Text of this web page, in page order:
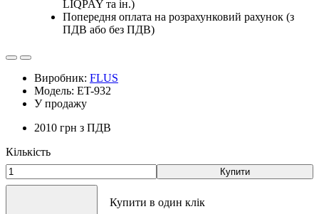
LIQPAY та ін.)
Попередня оплата на розрахунковий рахунок (з
ПДВ або без ПДВ)
Виробник: FLUS
Модель: ET-932
У продажу
2010 грн з ПДВ
Кількість
Купити
Купити в один клік